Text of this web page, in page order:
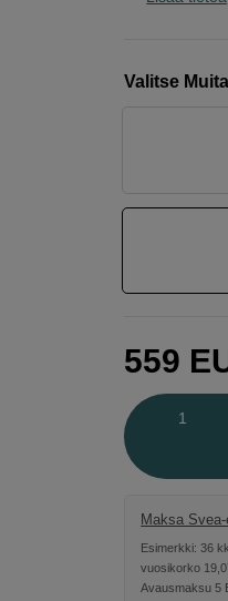
Valitse
559
Maksa
Esimerkki: 36
vuosikorko
Avausmaksu 5